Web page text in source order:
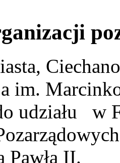
im.
udziału w
Pawła II.